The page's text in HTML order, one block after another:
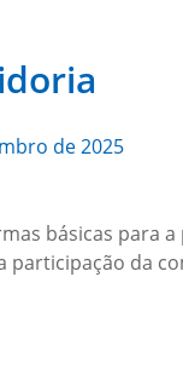
de 2025
básicas
participação da